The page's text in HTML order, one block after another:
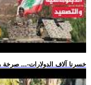
.. -خسرنا آلاف الدولارات-... صرخة